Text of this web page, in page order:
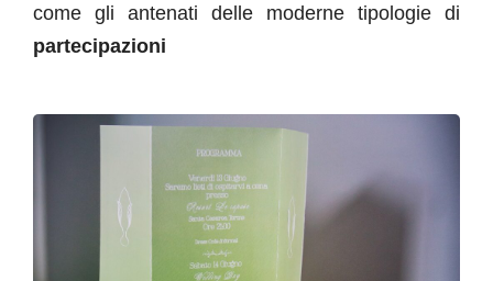
come gli antenati delle moderne tipologie di
partecipazioni